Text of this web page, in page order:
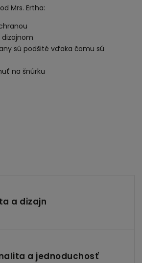
Mrs. Ertha:
sú podšité vďaka čomu sú
na šnúrku
a dizajn
a jednoduchosť